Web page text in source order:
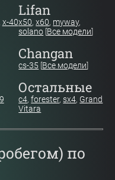
x-40
Lifan
x50,x60, myway,
solano [Все модели]
Changan
cs-35 [Все модели]
Остальные
c4,forester,sx4, Grand
Vitara
по